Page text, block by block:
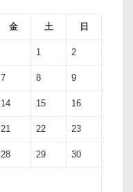
金 土 日
1 2
7 8 9
14 15 16
21 22 23
28 29 30